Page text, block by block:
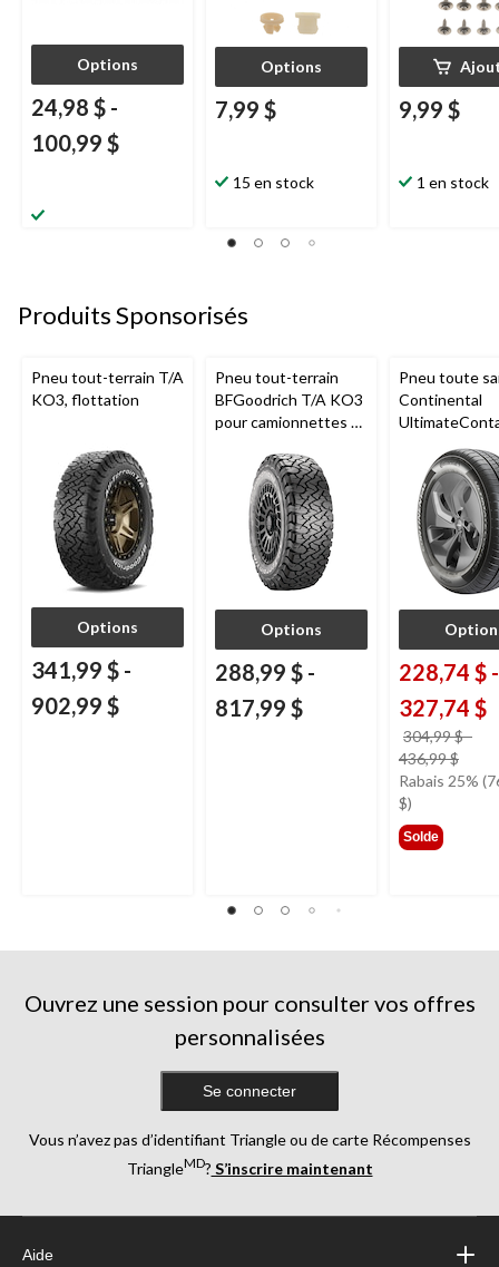
Options
24,98 $ -
100,99 $
Options
7,99 $
15 en stock
9,99 $
1 en stock
Produits Sponsorisés
Pneu tout-terrain T/A
KO3, flottation
Options
341,99 $ -
902,99 $
Pneu tout-terrain
BFGoodrich T/A KO3
pour camionnettes et
Options
288,99 $ -
817,99 $
Pneu toute
Continental
pour
tourisme et
228,74 $ -
327,74 $
304,99 $-
436,99 $
était
Rabais 25%
$)
Solde
Ouvrez une session pour consulter vos offres
personnalisées
Se connecter
Vous n’avez pas d’identifiant Triangle ou de carte Récompenses
TriangleMD? S’inscrire maintenant
Aide